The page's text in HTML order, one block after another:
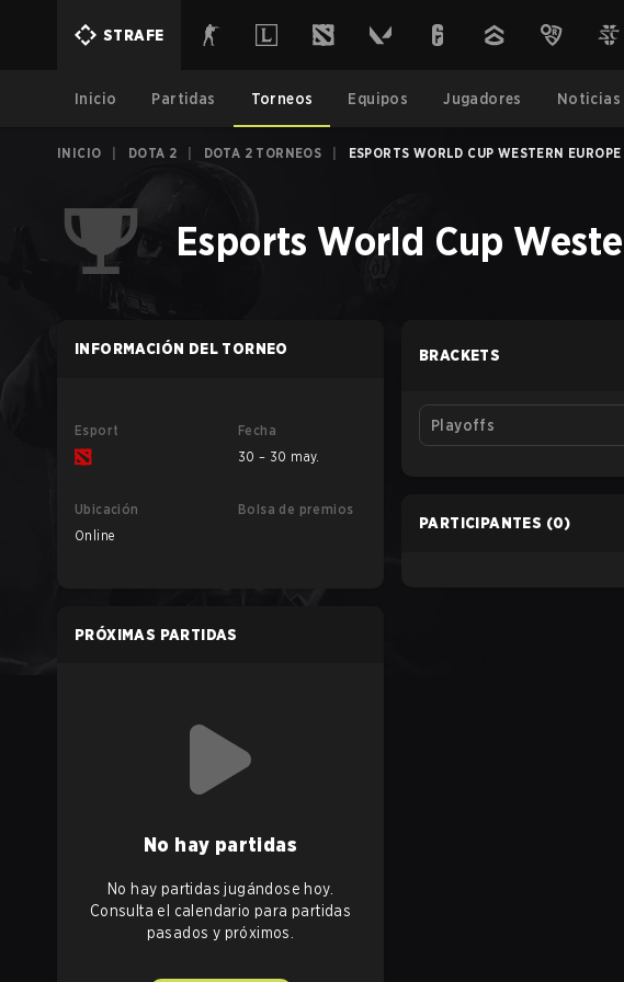
STRAFE
Inicio Partidas Torneos Equipos Jugadores Noticias
INICIO DOTA 2 DOTA 2 TORNEOS ESPORTS WORLD CUP WESTERN
Esports World Cup
INFORMACIÓN DEL TORNEO
Esport
Fecha
30 – 30 may.
Ubicación
Online
Bolsa de premios
PRÓXIMAS PARTIDAS
No hay partidas
No hay partidas jugándose hoy.
Consulta el calendario para partidas
pasados y próximos.
BRACKETS
Playoffs
PARTICIPANTES (0)